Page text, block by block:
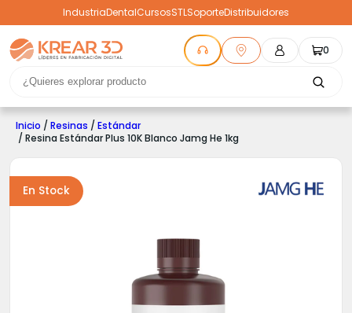
IndustriaDentalCursosSTLSoporteDistribuidores
0
Inicio / Resinas / Estándar
/ Resina Estándar Plus 10K Blanco Jamg He 1kg
En Stock